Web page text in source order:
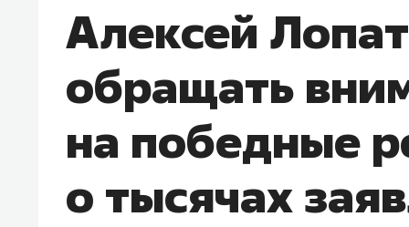
Алексей
обращать
на победные
о тысячах
Василь Мазитов
МАРТ
«Не зная местных
правил, бизнес может
потерять минимум
полгода»
Как бизнесу выйти на зарубежные